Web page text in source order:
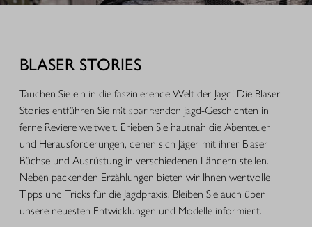
AUSRÜSTUNG FÜR IHREN JAGDERFOLG
Freizeit.
MEHR ERFAHREN
BLASER STORIES
Tauchen Sie ein in die faszinierende Welt der Jagd! Die Blaser
Stories entführen Sie mit spannenden Jagd-Geschichten in
ferne Reviere weltweit. Erleben Sie hautnah die Abenteuer
und Herausforderungen, denen sich Jäger mit ihrer Blaser
Büchse und Ausrüstung in verschiedenen Ländern stellen.
Neben packenden Erzählungen bieten wir Ihnen wertvolle
Tipps und Tricks für die Jagdpraxis. Bleiben Sie auch über
unsere neuesten Entwicklungen und Modelle informiert.